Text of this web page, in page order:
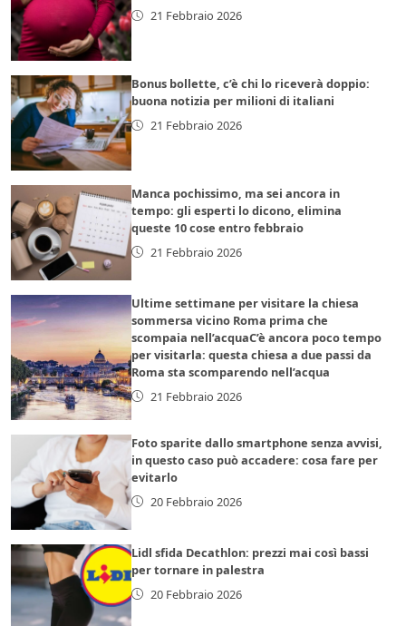
21 Febbraio 2026
Bonus bollette, c’è chi lo riceverà doppio:
buona notizia per milioni di italiani
21 Febbraio 2026
Manca pochissimo, ma sei ancora in
tempo: gli esperti lo dicono, elimina
queste 10 cose entro febbraio
21 Febbraio 2026
Ultime settimane per visitare la chiesa
sommersa vicino Roma prima che
scompaia nell’acquaC’è ancora poco tempo
per visitarla: questa chiesa a due passi da
Roma sta scomparendo nell’acqua
21 Febbraio 2026
Foto sparite dallo smartphone senza avvisi,
in questo caso può accadere: cosa fare per
evitarlo
20 Febbraio 2026
Lidl sfida Decathlon: prezzi mai così bassi
per tornare in palestra
20 Febbraio 2026